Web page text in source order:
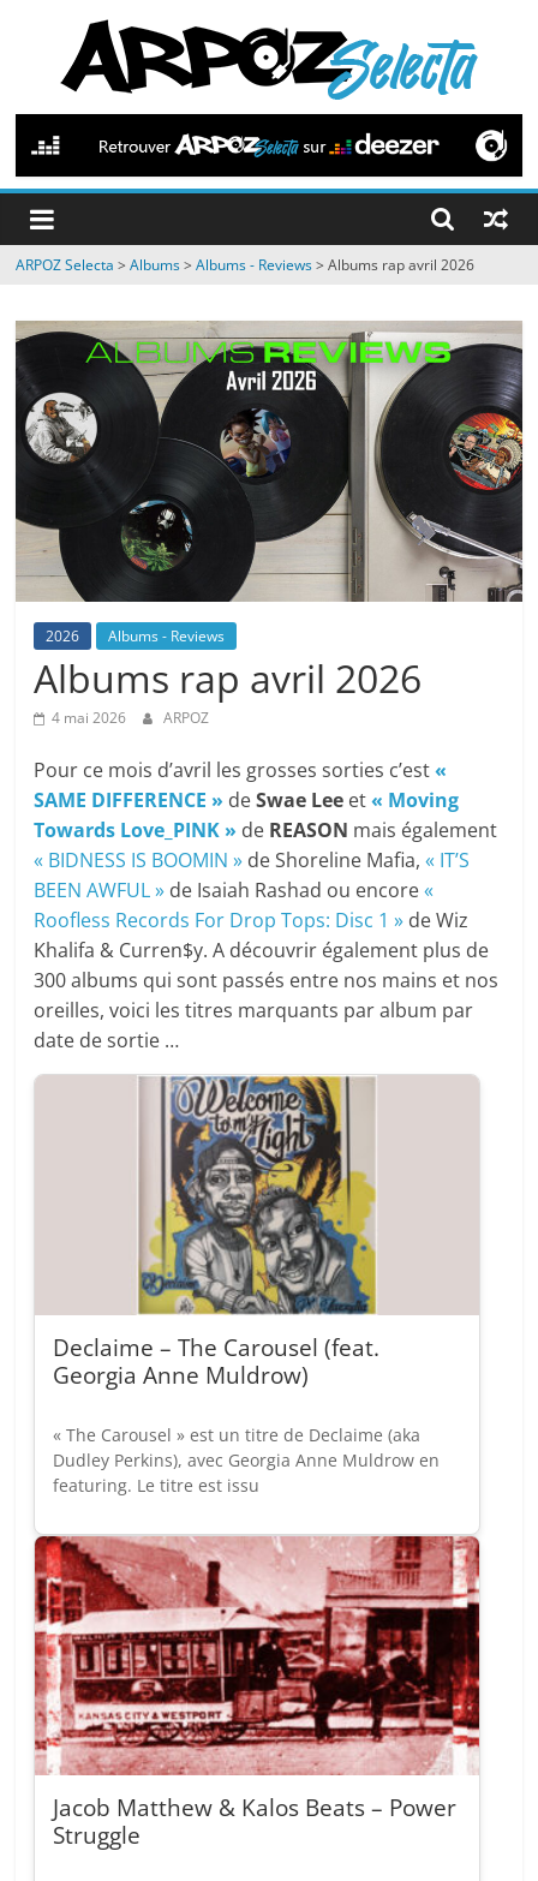
contenu
ARPOZ
Selecta
by
ARPOZ
BENNO
ARPOZ Selecta >Albums>Albums - Reviews>Albums rap avril 2026
2026 Albums - Reviews
Albums rap avril 2026
4 mai 2026 ARPOZ
Pour ce mois d’avril les grosses sorties c’est«
SAME DIFFERENCE » deSwae Lee et« Moving
Towards Love_PINK » de REASON mais également
« BIDNESS IS BOOMIN » de Shoreline Mafia,« IT’S
BEEN AWFUL » de Isaiah Rashad ou encore«
Roofless Records For Drop Tops: Disc 1 » de Wiz
Khalifa & Curren$y. A découvrir également plus de
300 albums qui sont passés entre nos mains et nos
oreilles, voici les titres marquants par album par
date de sortie …
Declaime – The Carousel (feat.
Georgia Anne Muldrow)
« The Carousel » est un titre de Declaime (aka
Dudley Perkins), avec Georgia Anne Muldrow en
featuring. Le titre est issu
Jacob Matthew & Kalos Beats – Power
Struggle